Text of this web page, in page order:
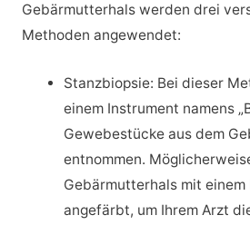
Gebärmutterhals werden drei
Methoden angewendet:
Stanzbiopsie: Bei dieser
einem Instrument namens
Gewebestücke aus dem
entnommen.
Gebärmutterhals mit
angefärbt, um Ihrem Arzt